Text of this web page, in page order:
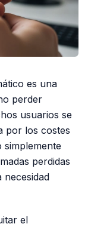
es una
perder
usuarios se
por los costes
simplemente
perdidas
necesidad
el